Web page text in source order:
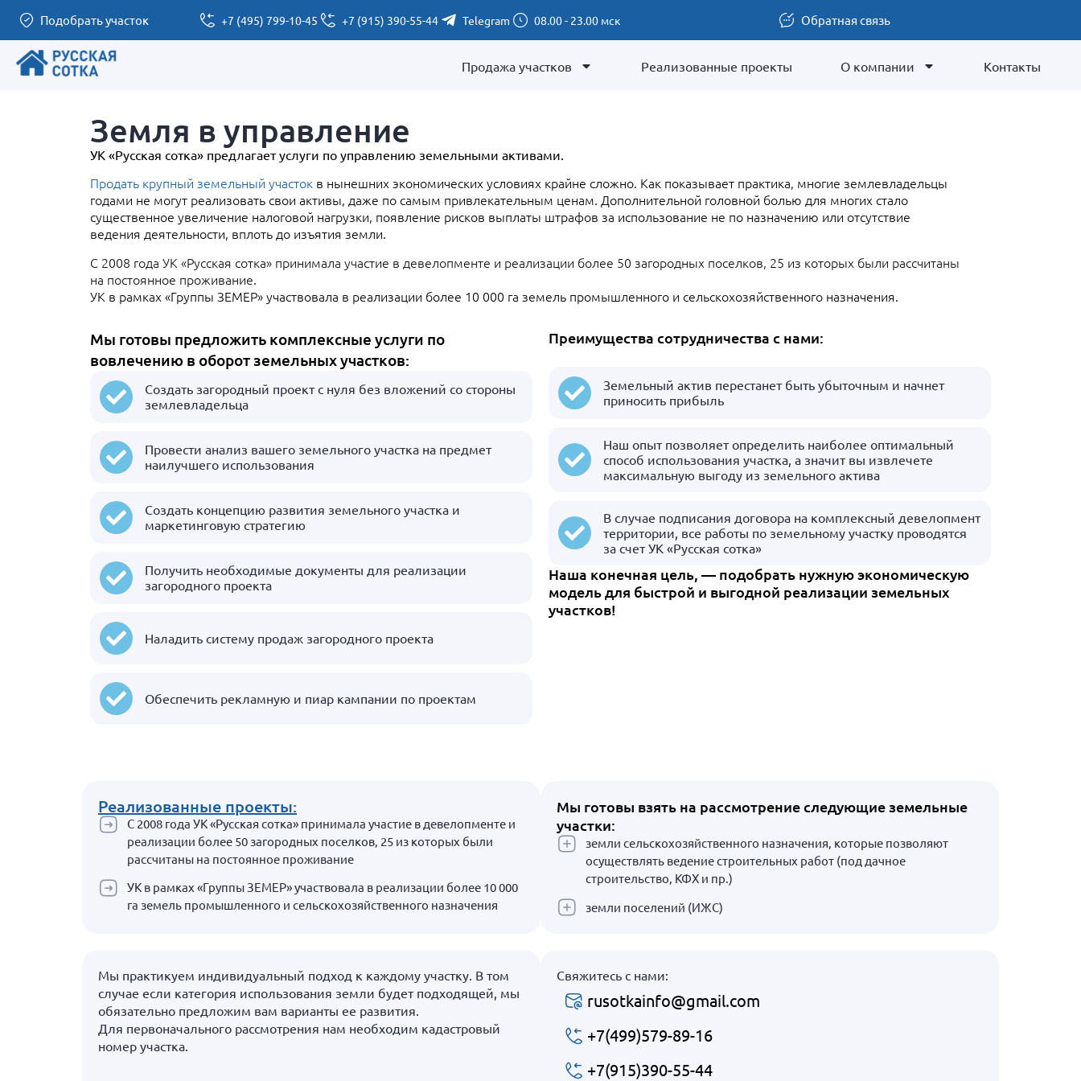
Подобрать участок +7 (495) 799-10-45 +7 (915) 390-55-44 Telegram 08.00 - 23.00 мск Обратная связь
Продажа участков Реализованные проекты О компании Контакты
Земля в управление
УК «Русская сотка» предлагает услуги по управлению земельными активами.
Продать крупный земельный участок в нынешних экономических условиях крайне сложно. Как показывает практика, многие землевладельцы
годами не могут реализовать свои активы, даже по самым привлекательным ценам. Дополнительной головной болью для многих стало
существенное увеличение налоговой нагрузки, появление рисков выплаты штрафов за использование не по назначению или отсутствие
ведения деятельности, вплоть до изъятия земли.
С 2008 года УК «Русская сотка» принимала участие в девелопменте и реализации более 50 загородных поселков, 25 из которых были рассчитаны
на постоянное проживание.
УК в рамках «Группы ЗЕМЕР» участвовала в реализации более 10 000 га земель промышленного и сельскохозяйственного назначения.
Мы готовы предложить комплексные услуги по
вовлечению в оборот земельных участков:
Создать загородный проект с нуля без вложений со стороны
землевладельца
Провести анализ вашего земельного участка на предмет
наилучшего использования
Создать концепцию развития земельного участка и
маркетинговую стратегию
Получить необходимые документы для реализации
загородного проекта
Наладить систему продаж загородного проекта
Обеспечить рекламную и пиар кампании по проектам
Преимущества сотрудничества с нами:
Земельный актив перестанет быть убыточным и начнет
приносить прибыль
Наш опыт позволяет определить наиболее оптимальный
способ использования участка, а значит вы извлечете
максимальную выгоду из земельного актива
В случае подписания договора на комплексный девелопмент
территории, все работы по земельному участку проводятся
за счет УК «Русская сотка»
Наша конечная цель, — подобрать нужную экономическую
модель для быстрой и выгодной реализации земельных
участков!
Реализованные проекты:
С 2008 года УК «Русская сотка» принимала участие в девелопменте и
реализации более 50 загородных поселков, 25 из которых были
рассчитаны на постоянное проживание
УК в рамках «Группы ЗЕМЕР» участвовала в реализации более 10 000
га земель промышленного и сельскохозяйственного назначения
Мы готовы взять на рассмотрение следующие земельные
участки:
земли сельскохозяйственного назначения, которые позволяют
осуществлять ведение строительных работ (под дачное
строительство, КФХ и пр.)
земли поселений (ИЖС)
Мы практикуем индивидуальный подход к каждому участку. В том
случае если категория использования земли будет подходящей, мы
обязательно предложим вам варианты ее развития.
Для первоначального рассмотрения нам необходим кадастровый
номер участка.
Свяжитесь с нами:
rusotkainfo@gmail.com
+7(499)579-89-16
+7(915)390-55-44